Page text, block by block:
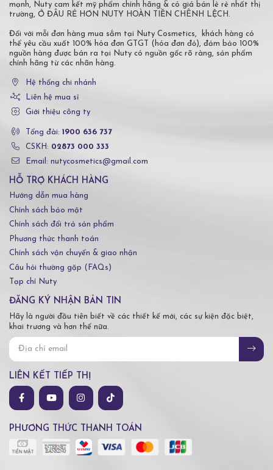
mạnh, Nuty cam kết mỹ phẩm chính hãng & có giá bán lẻ rẻ nhất thị
trường, Ở ĐÂU RẺ HƠN NUTY HOÀN TIỀN CHÊNH LỆCH.
Đối với mỗi đơn hàng mua sắm tại Nuty Cosmetics, khách hàng có
thể yêu cầu xuất 100% hóa đơn GTGT (hóa đơn đỏ), đảm bảo 100%
nguồn hàng được bán ra tại Nuty có nguồn gốc rõ ràng, sản phẩm
chính hãng từ các nhãn hàng.
Hệ thống chi nhánh
Liên hệ mua sỉ
Giới thiệu công ty
Tổng đài: 1900 636 737
CSKH: 02873 000 333
Email: nutycosmetics@gmail.com
HỖ TRỢ KHÁCH HÀNG
Hướng dẫn mua hàng
Chính sách bảo mật
Chính sách đổi trả sản phẩm
Phương thức thanh toán
Chính sách vận chuyển & giao nhận
Câu hỏi thường gặp (FAQs)
Tạp chí Nuty
ĐĂNG KÝ NHẬN BẢN TIN
Hãy là người đầu tiên biết về các thiết kế mới, các sự kiện đặc biệt,
khai trương và hơn thế nữa.
LIÊN KẾT TIẾP THỊ
PHƯƠNG THỨC THANH TOÁN